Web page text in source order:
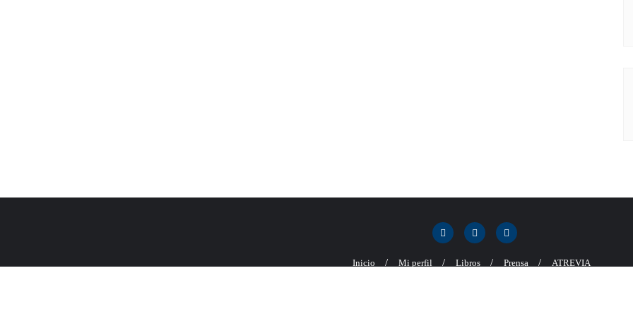
Inicio Mi perfil Libros Prensa ATREVIA